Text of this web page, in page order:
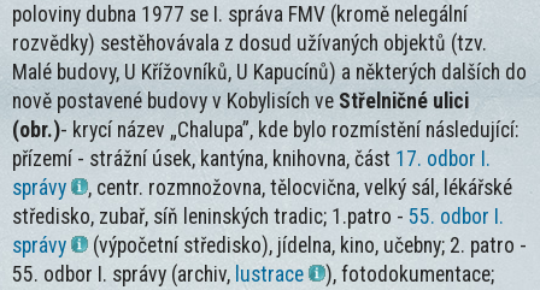
poloviny dubna 1977 se I. správa FMV (kromě nelegální
rozvědky) sestěhovávala z dosud užívaných objektů (tzv.
Malé budovy, U Křížovníků, U Kapucínů) a některých dalších do
nově postavené budovy v Kobylisích ve Střelničné ulici
(obr.)- krycí název „Chalupa”, kde bylo rozmístění následující:
přízemí - strážní úsek, kantýna, knihovna, část 17. odbor I.
správy
, centr. rozmnožovna, tělocvična, velký sál, lékářské
středisko, zubař, síň leninských tradic; 1.patro - 55. odbor I.
správy
(výpočetní středisko), jídelna, kino, učebny; 2. patro -
55. odbor I. správy (archiv, lustrace
), fotodokumentace;